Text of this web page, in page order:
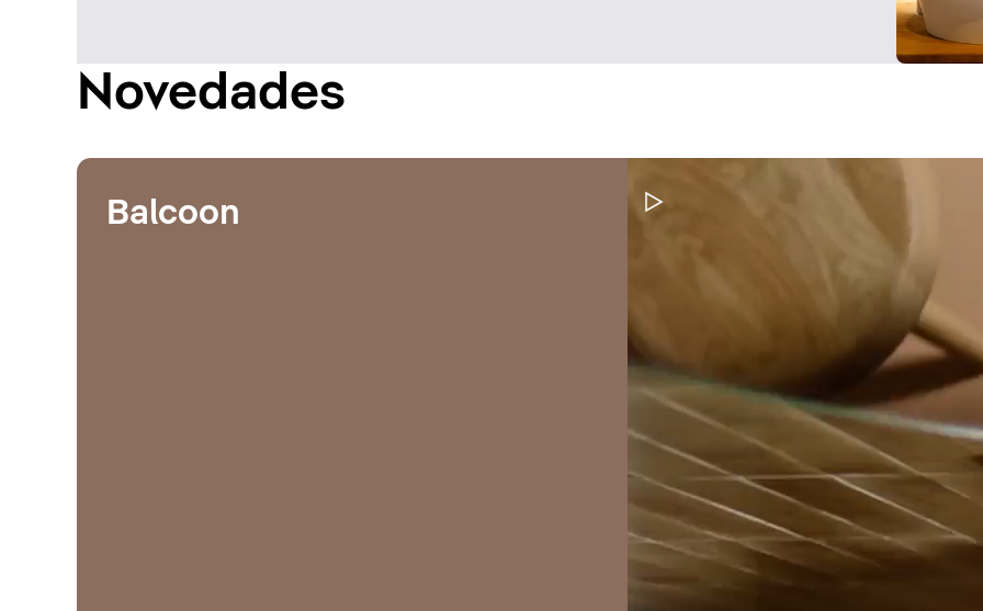
Novedades
Pausar vídeo
Balcoon